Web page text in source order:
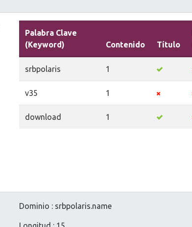
Palabra Clave
(Keyword)
Contenido Título
srbpolaris 1
v35 1
download 1
Dominio : srbpolaris.name